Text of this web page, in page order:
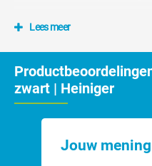
Lees meer
zwart | Heiniger
Jouw